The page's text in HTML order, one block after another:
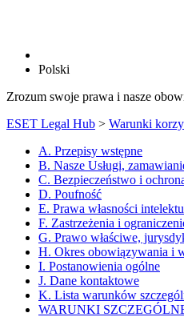
Polski
Zrozum swoje prawa i nasze
ESET Legal Hub > Warunki
A. Przepisy wstępne
B. Nasze Usługi,
C. Bezpieczeństwo i
D. Poufność
E. Prawa własności
F. Zastrzeżenia i
G. Prawo właściwe,
H. Okres obowiązywania i
I. Postanowienia ogólne
J. Dane kontaktowe
K. Lista warunków
WARUNKI